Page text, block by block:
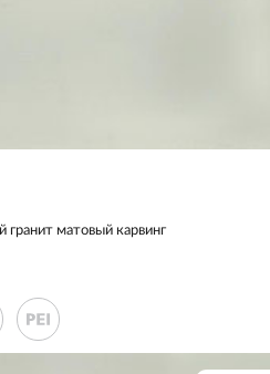
гранит матовый карвинг